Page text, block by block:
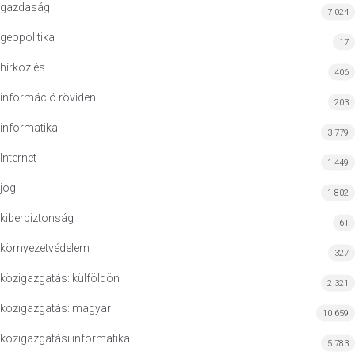
gazdaság 7 024
geopolitika 17
hírközlés 406
információ röviden 203
informatika 3 779
Internet 1 449
jog 1 802
kiberbiztonság 61
környezetvédelem 327
közigazgatás: külföldön 2 321
közigazgatás: magyar 10 659
közigazgatási informatika 5 783